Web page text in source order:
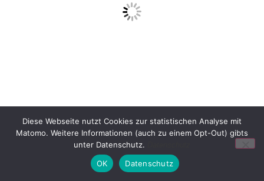
Diese Webseite nutzt Cookies zur statistischen Analyse mit
Matomo. Weitere Informationen (auch zu einem Opt-Out) gibts
unter Datenschutz.
OK Datenschutz